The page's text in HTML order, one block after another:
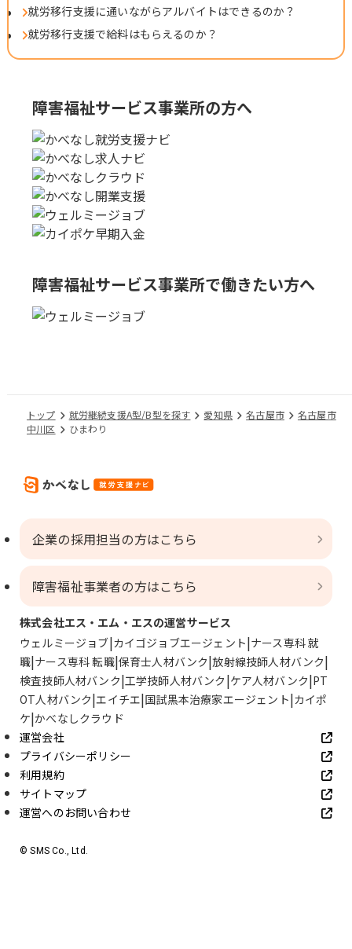
就労移行支援に通いながらアルバイトはできるのか？
就労移行支援で給料はもらえるのか？
障害福祉サービス事業所の方へ
障害福祉サービス事業所で働きたい方へ
トップ 就労継続支援A型/B型を探す 愛知県 名古屋市
名古屋市
中川区
ひまわり
企業の採用担当の方はこちら
障害福祉事業者の方はこちら
株式会社エス・エム・エスの運営サービス
ウェルミージョブ カイゴジョブエージェント ナース専科 就
職 ナース専科 転職 保育士人材バンク 放射線技師人材バンク
検査技師人材バンク 工学技師人材バンク ケア人材バンク PT
OT人材バンク エイチエ 国試黒本治療家エージェント カイポ
ケ かべなしクラウド
運営会社
プライバシーポリシー
利用規約
サイトマップ
運営へのお問い合わせ
© SMS Co., Ltd.